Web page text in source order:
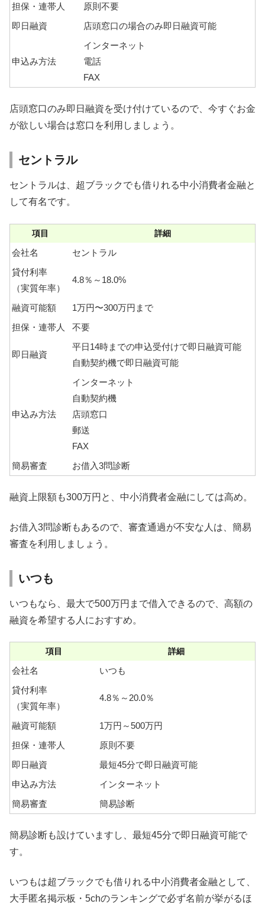
担保・連帯人
原則不要
即日融資
店頭窓口の場合のみ即日融資可能
申込み方法
インターネット
電話
FAX
店頭窓口のみ即日融資を受け付けているので、今すぐお金
が欲しい場合は窓口を利用しましょう。
セントラル
セントラルは、超ブラックでも借りれる中小消費者金融と
して有名です。
項目 詳細
会社名
セントラル
貸付利率
（実質年率）
4.8％～18.0%
融資可能額
1万円〜300万円まで
担保・連帯人
不要
即日融資
平日14時までの申込受付けで即日融資可能
自動契約機で即日融資可能
申込み方法
インターネット
自動契約機
店頭窓口
郵送
FAX
簡易審査
お借入3問診断
融資上限額も300万円と、中小消費者金融にしては高め。
お借入3問診断もあるので、審査通過が不安な人は、簡易
審査を利用しましょう。
いつも
いつもなら、最大で500万円まで借入できるので、高額の
融資を希望する人におすすめ。
項目 詳細
会社名
いつも
貸付利率
（実質年率）
4.8％～20.0％
融資可能額
1万円～500万円
担保・連帯人
原則不要
即日融資
最短45分で即日融資可能
申込み方法
インターネット
簡易審査
簡易診断
簡易診断も設けていますし、最短45分で即日融資可能で
す。
いつもは超ブラックでも借りれる中小消費者金融として、
大手匿名掲示板・5chのランキングで必ず名前が挙がるほ